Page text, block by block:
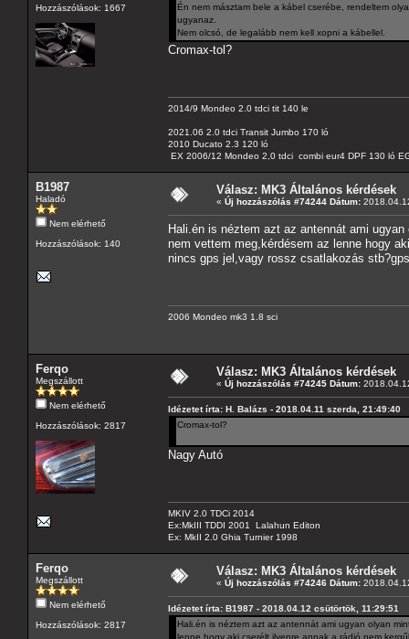
Hozzászólások: 1667
Én nem másztam bele a kábel cserébe, rendeltem
ugyanaz.
Nem olcsó, de legalább nem kell xopni a kábellel.
Cromax-tol?
2014/9 Mondeo 2.0 tdci tit 140 le
2021.06 2.0 tdci Transit Jumbo 170 ló
2010 Ducato 2.3 120 ló
EX 2006/12 Mondeo 2,0 tdci combi eur4 DPF 130 ló
B1987
Haladó
Nem elérhető
Hozzászólások: 140
Válasz: MK3 Általános kérdések
« Új hozzászólás #74244 Dátum:
Hali.én is néztem azt az antennát ami
nem vettem meg,kérdésem az lenne hogy
nincs gps jel,vagy rossz csatlakozás
2006 Mondeo mk3 1.8 sci
Ferqo
Megszállott
Nem elérhető
Hozzászólások: 2817
Válasz: MK3 Általános kérdések
« Új hozzászólás #74245 Dátum:
Idézetet írta: H. Balázs - 2018.04.11 szerda, 21:49:40
Cromax-tol?
Nagy Autó
MKIV 2.0 TDCi 2014
Ex:MkIII TDDI 2001 Lalahun Editon
Ex: MkII 2.0 Ghia Turnier 1998
Ferqo
Megszállott
Nem elérhető
Hozzászólások: 2817
Válasz: MK3 Általános kérdések
« Új hozzászólás #74246 Dátum:
Idézetet írta: B1987 - 2018.04.12 csütörtök, 11:29:51
Hali.én is néztem azt az antennát ami ugyan olyan
lenne hogy aki cserélt ilyenre,annak a rádió nem